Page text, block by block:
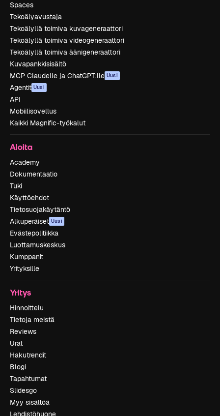
Spaces
Tekoälyavustaja
Tekoälyllä toimiva kuvageneraattori
Tekoälyllä toimiva videogeneraattori
Tekoälyllä toimiva äänigeneraattori
Kuvapankkisisältö
MCP Claudelle ja ChatGPT:lle Uusi
Agentit Uusi
API
Mobiilisovellus
Kaikki Magnific-työkalut
Aloita
Academy
Dokumentaatio
Tuki
Käyttöehdot
Tietosuojakäytäntö
Alkuperäiset Uusi
Evästepolitiikka
Luottamuskeskus
Kumppanit
Yrityksille
Yritys
Hinnoittelu
Tietoja meistä
Reviews
Urat
Hakutrendit
Blogi
Tapahtumat
Slidesgo
Myy sisältöä
Lehdistöhuone